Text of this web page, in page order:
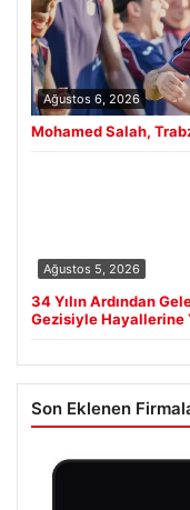
Ağustos 6, 2026
Mohamed Salah,
Ağustos 5, 2026
34 Yılın Ardından
Gezisiyle Hayallerine
Son Eklenen